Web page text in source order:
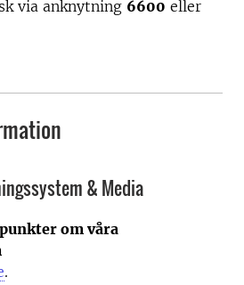
via anknytning 6600 eller
& Media
om våra
.